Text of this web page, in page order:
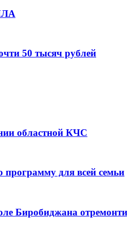
50 тысяч рублей
областной КЧС
для всей семьи
Биробиджана